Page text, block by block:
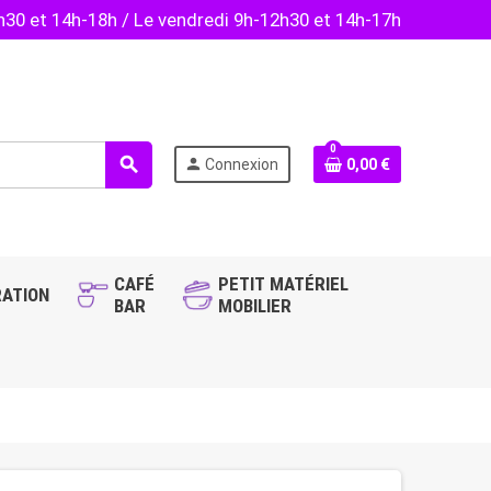
et 14h-18h / Le vendredi 9h-12h30 et 14h-17h
search person Connexion
0
0,00 €
CAFÉ
BAR
PETIT MATÉRIEL
MOBILIER